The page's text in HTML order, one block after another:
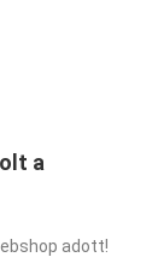
a
adott!